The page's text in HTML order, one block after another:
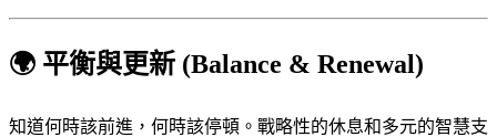
🌍 平衡與更新 (Balance & Renewal)
知道何時該前進，何時該停頓。戰略性的休息和多元的智慧支